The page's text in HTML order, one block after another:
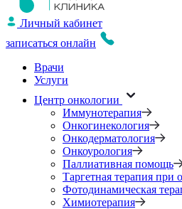
Личный кабинет
записаться онлайн
Врачи
Услуги
Центр онкологии
Иммунотерапия
Онкогинекология
Онкодерматология
Онкоурология
Паллиативная помощь
Таргетная терапия при
Фотодинамическая
Химиотерапия